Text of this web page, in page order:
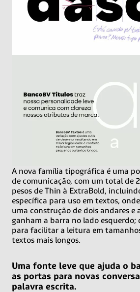
A nova família tipográfica é uma
de comunicação, com um total de
pesos de Thin à ExtraBold,
específica para uso em textos, onde
uma construção de dois andares e
ganham a barra no lado esquerdo;
para facilitar a leitura em
textos mais longos.
Uma fonte leve que ajuda o
as portas para novas
palavra escrita.